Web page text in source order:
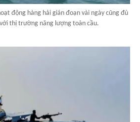
động hàng hải gián đoạn vài ngày cũng đủ
thị trường năng lượng toàn cầu.